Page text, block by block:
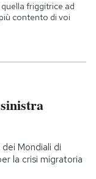
friggitrice ad
contento di voi
Mondiali di
la crisi migratoria